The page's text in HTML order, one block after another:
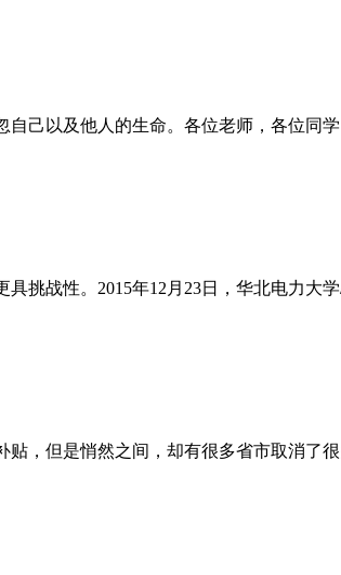
己以及他人的生命。各位老师，各位同
挑战性。2015年12月23日，华北电力大
，但是悄然之间，却有很多省市取消了